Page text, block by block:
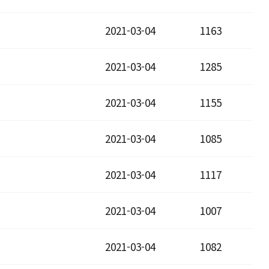
2021-03-04 1163
2021-03-04 1285
2021-03-04 1155
2021-03-04 1085
2021-03-04 1117
2021-03-04 1007
2021-03-04 1082